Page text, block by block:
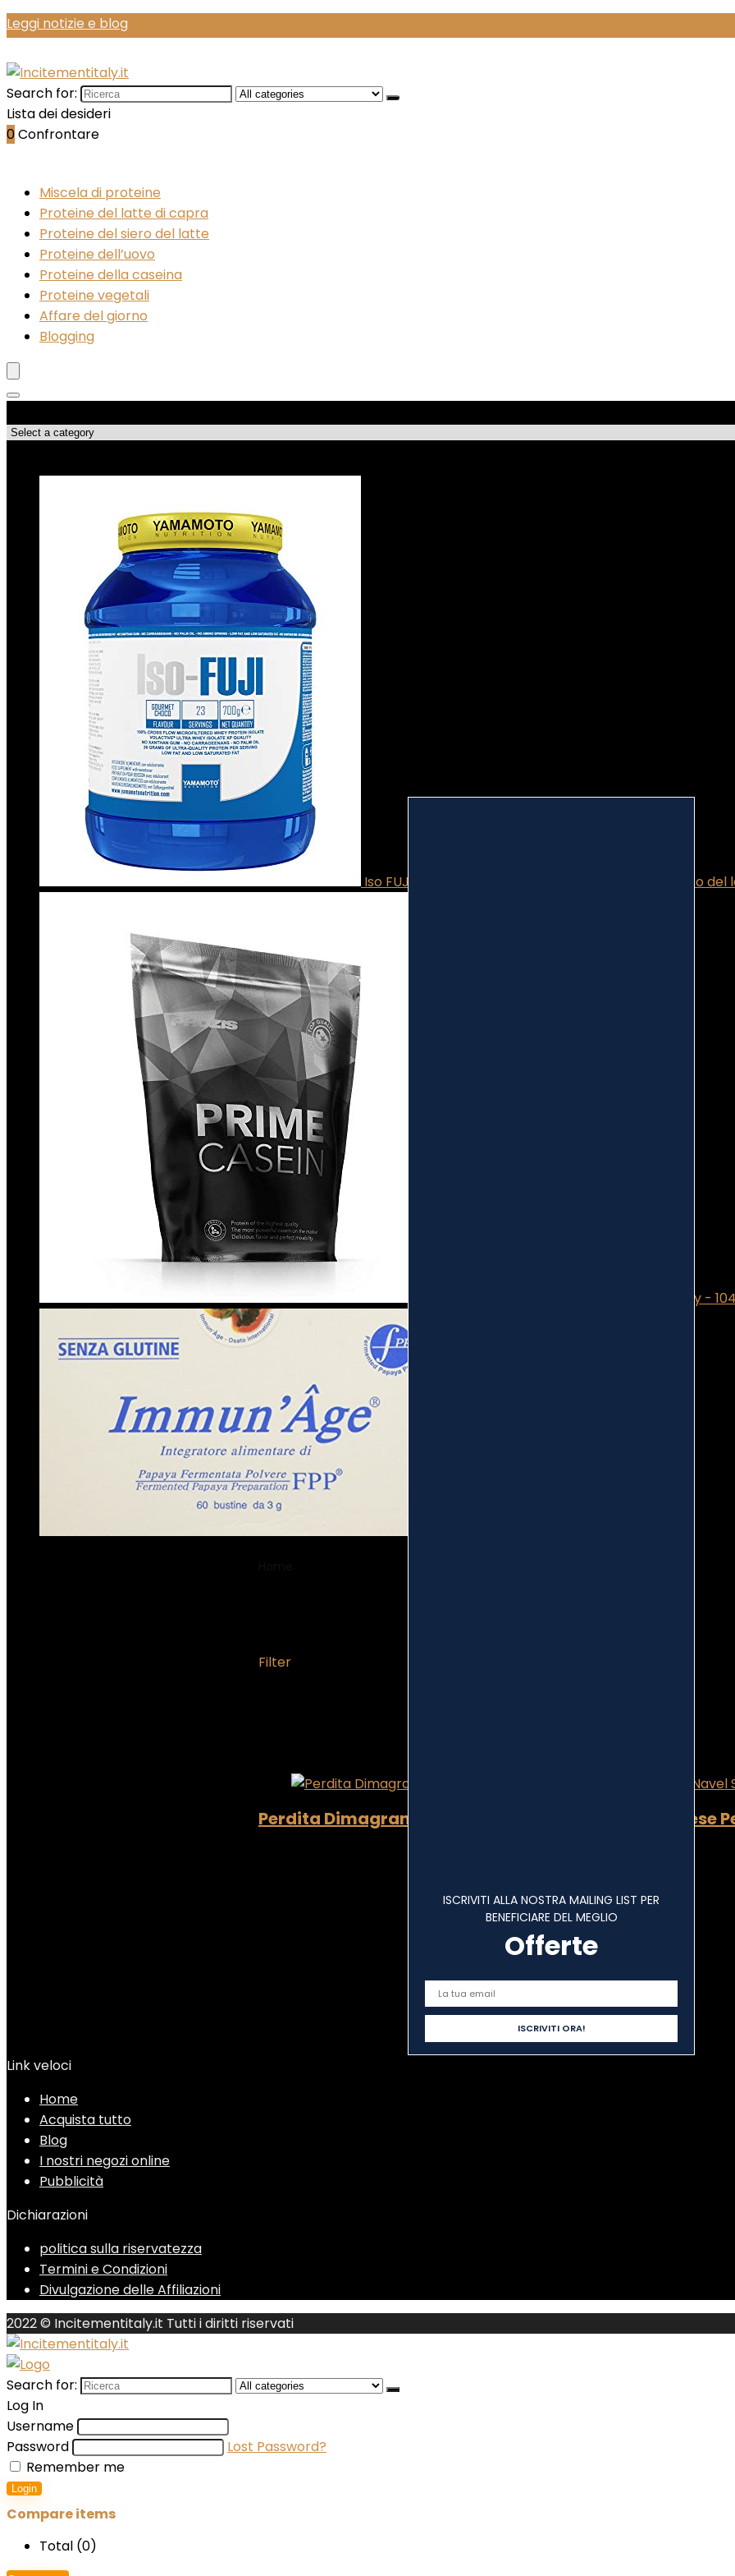
Leggi notizie e blog
Search for:
Lista dei desideri
0Confrontare
Miscela di proteine
Proteine del latte di capra
Proteine del siero del latte
Proteine dell’uovo
Proteine della caseina
Proteine vegetali
Affare del giorno
Blogging
Iso FUJI YAMAMOTO NUTRITION 700 gr Proteine siero
Prozis Prime Casein 1000 G Strawberry -
Filter
Perdita Dimagrante Dieta Patch Pads Medicina Cinese
ISCRIVITI ALLA NOSTRA MAILING LIST PER
BENEFICIARE DEL MEGLIO
Offerte
Link veloci
Home
Acquista tutto
Blog
I nostri negozi online
Pubblicità
Dichiarazioni
politica sulla riservatezza
Termini e Condizioni
Divulgazione delle Affiliazioni
2022 © Incitementitaly.it Tutti i diritti riservati
Search for:
Log In
Username
Password
Lost Password?
Remember me
Login
Compare items
Total (0)